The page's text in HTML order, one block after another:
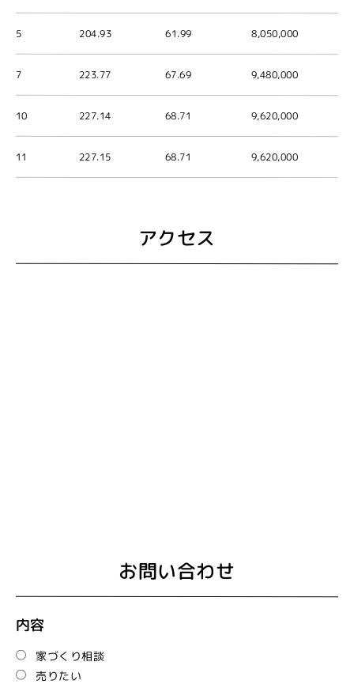
5 204.93 61.99 8,050,000
7 223.77 67.69 9,480,000
10 227.14 68.71 9,620,000
11 227.15 68.71 9,620,000
アクセス
お問い合わせ
内容
家づくり相談
売りたい